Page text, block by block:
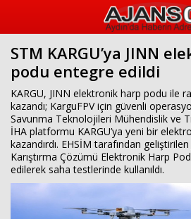
STM KARGU’ya JINN
podu entegre edildi
KARGU, JINN elektronik harp podu ile
kazandı; KarguFPV için güvenli
Savunma Teknolojileri Mühendislik ve
İHA platformu KARGU’ya yeni bir
kazandırdı. EHSİM tarafından
Karıştırma Çözümü Elektronik Harp
edilerek saha testlerinde kullanıldı.